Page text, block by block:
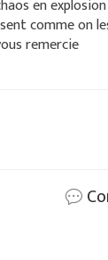
en
comme on
remercie